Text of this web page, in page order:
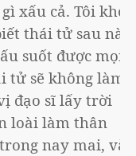
xấu cả. Tôi khóc
thái tử sau này
suốt được mọi
sẽ không làm
đạo sĩ lấy trời
loài làm thân
nay mai, và